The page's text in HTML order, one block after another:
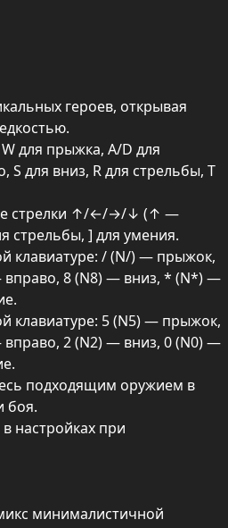
героев, открывая
для прыжка, A/D для
для вниз, R для стрельбы, T
стрелки ↑/←/→/↓ (↑ —
стрельбы, ] для умения.
клавиатуре: / (N/) — прыжок,
вправо, 8 (N8) — вниз, * (N*) —
клавиатуре: 5 (N5) — прыжок,
2 (N2) — вниз, 0 (N0) —
подходящим оружием в
боя.
настройках при
минималистичной